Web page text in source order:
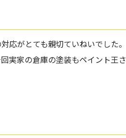
応がとても親切ていねいでした。
実家の倉庫の塗装もペイント王さ